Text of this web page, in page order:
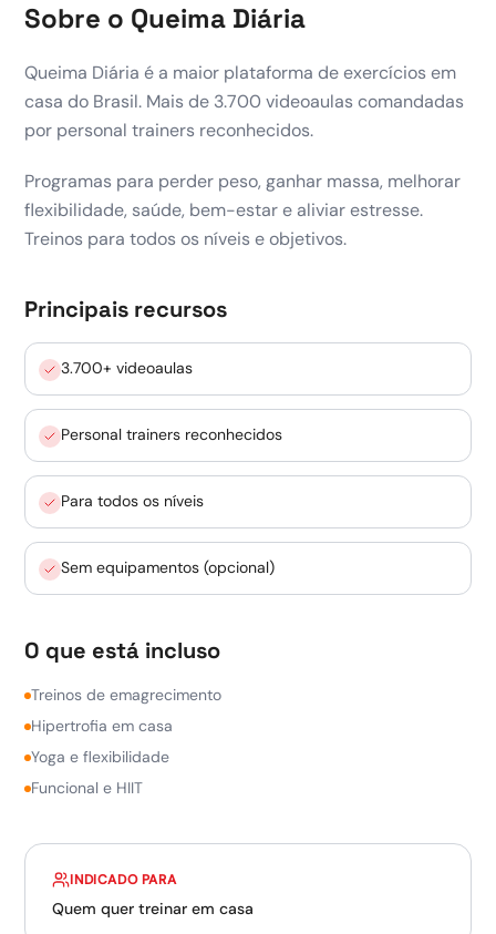
Sobre o Queima Diária
Queima Diária é a maior plataforma de exercícios em
casa do Brasil. Mais de 3.700 videoaulas comandadas
por personal trainers reconhecidos.
Programas para perder peso, ganhar massa, melhorar
flexibilidade, saúde, bem-estar e aliviar estresse.
Treinos para todos os níveis e objetivos.
Principais recursos
3.700+ videoaulas
Personal trainers reconhecidos
Para todos os níveis
Sem equipamentos (opcional)
O que está incluso
Treinos de emagrecimento
Hipertrofia em casa
Yoga e flexibilidade
Funcional e HIIT
INDICADO PARA
Quem quer treinar em casa